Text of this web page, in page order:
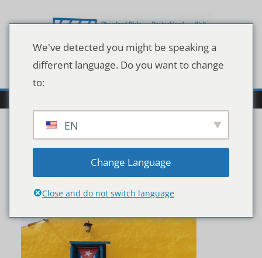
Inhalt
Cuban,Flag,Hanging,On,
A,Door,In,Trinidad,,Cuba
We've detected you might be speaking a
different language. Do you want to change
to:
EN
Change Language
Close and do not switch language